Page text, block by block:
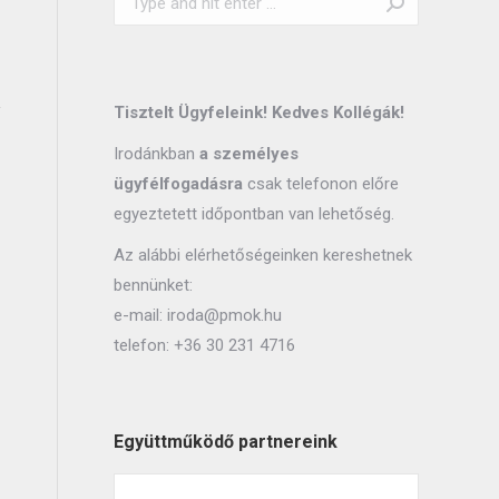
Tisztelt Ügyfeleink! Kedves Kollégák!
Irodánkban a személyes
ügyfélfogadásra csak telefonon előre
egyeztetett időpontban van lehetőség.
Az alábbi elérhetőségeinken kereshetnek
bennünket:
e-mail: iroda@pmok.hu
telefon: +36 30 231 4716
Együttműködő partnereink